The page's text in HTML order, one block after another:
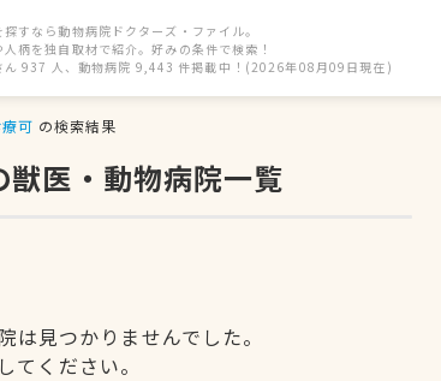
すなら動物病院ドクターズ・ファイル。
柄を独自取材で紹介。好みの条件で検索！
ん 937 人、動物病院 9,443 件掲載中！(2026年08月09日現在)
可 の検索結果
医・動物病院一覧
見つかりませんでした。
てください。